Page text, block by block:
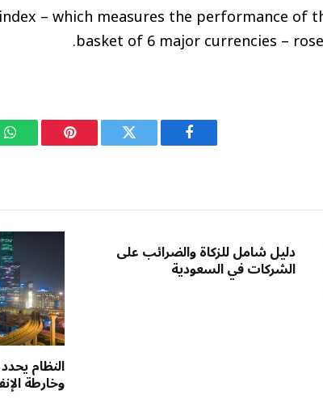
– which measures the performance of
basket of 6 major currencies –
فيسبوك تويتر بينتيريست
دليل شامل للزكاة والضرائب على
الشركات في السعودية
النظام
وخارطة